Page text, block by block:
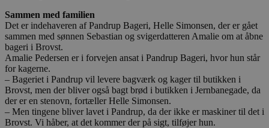
Sammen med familien
Det er indehaveren af Pandrup Bageri, Helle Simonsen, der er gået
sammen med sønnen Sebastian og svigerdatteren Amalie om at åbne
bageri i Brovst.
Amalie Pedersen er i forvejen ansat i Pandrup Bageri, hvor hun står
for kagerne.
– Bageriet i Pandrup vil levere bagværk og kager til butikken i
Brovst, men der bliver også bagt brød i butikken i Jernbanegade, da
der er en stenovn, fortæller Helle Simonsen.
– Men tingene bliver lavet i Pandrup, da der ikke er maskiner til det i
Brovst. Vi håber, at det kommer der på sigt, tilføjer hun.